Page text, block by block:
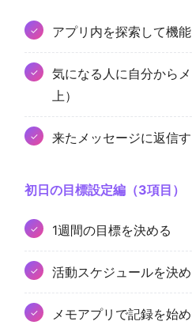
アプリ内を探索して機
気になる人に自分から
上）
来たメッセージに返信
初日の目標設定編（3項目）
1週間の目標を決める
活動スケジュールを決
メモアプリで記録を始